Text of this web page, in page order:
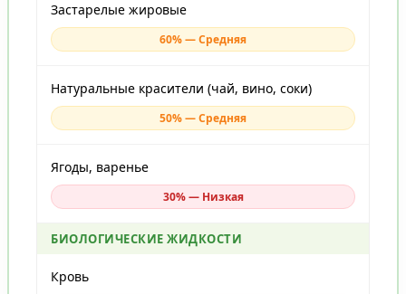
Застарелые жировые
60% — Средняя
Натуральные красители (чай, вино, соки)
50% — Средняя
Ягоды, варенье
30% — Низкая
БИОЛОГИЧЕСКИЕ ЖИДКОСТИ
Кровь